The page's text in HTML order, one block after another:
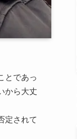
とであっ
から大丈
定されて